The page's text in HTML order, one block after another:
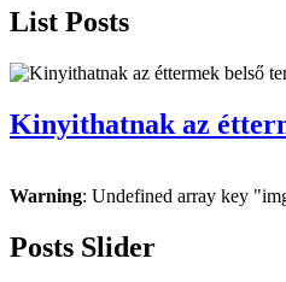
List Posts
Kinyithatnak az
Warning: Undefined array key
Posts Slider